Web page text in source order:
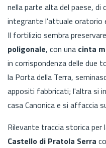
nella parte alta del paese,
integrante l'attuale oratorio
Il fortilizio sembra
poligonale, con una cinta
in corrispondenza delle due
la Porta della Terra,
appositi fabbricati; l'altra si
casa Canonica e si affaccia
Rilevante traccia storicaper
Castello di Pratola Serra